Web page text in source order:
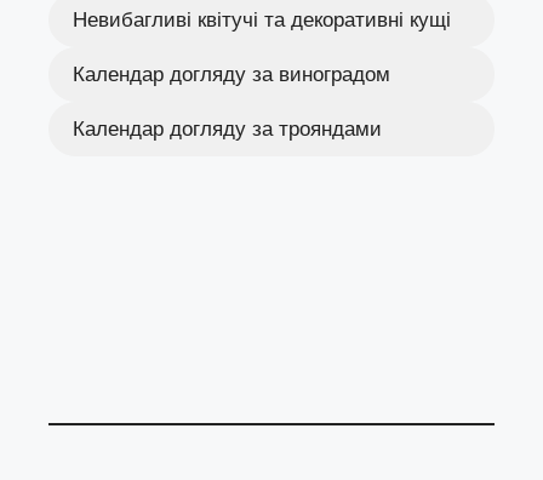
Невибагливі квітучі та декоративні кущі
Календар догляду за виноградом
Календар догляду за трояндами